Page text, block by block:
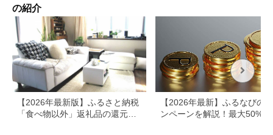
の紹介
【2026年最新版】ふるさと納税
「食べ物以外」返礼品の還元率
【2026年最新】ふるなびの
ンペーンを解説！最大50%還